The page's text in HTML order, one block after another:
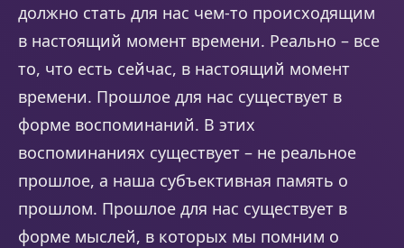
должно стать для нас чем-то происходящим
в настоящий момент времени. Реально – все
то, что есть сейчас, в настоящий момент
времени. Прошлое для нас существует в
форме воспоминаний. В этих
воспоминаниях существует – не реальное
прошлое, а наша субъективная память о
прошлом. Прошлое для нас существует в
форме мыслей, в которых мы помним о